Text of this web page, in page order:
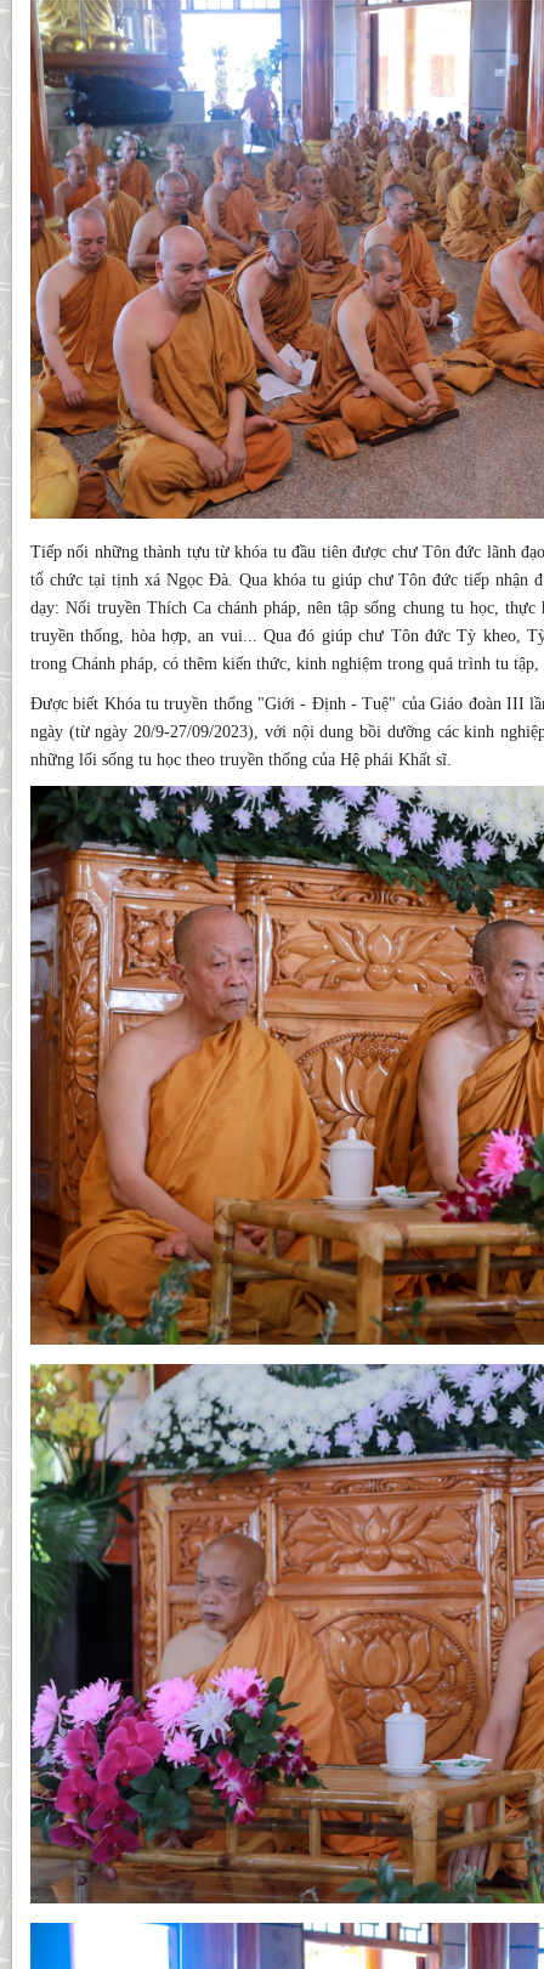
Tiếp nối những thành tựu từ khóa tu đầu tiên được chư Tôn đức lãnh
tổ chức tại tịnh xá Ngọc Đà. Qua khóa tu giúp chư Tôn đức tiếp nhận
dạy: Nối truyền Thích Ca chánh pháp, nên tập sống chung tu học,
truyền thống, hòa hợp, an vui... Qua đó giúp chư Tôn đức Tỳ kheo,
trong Chánh pháp, có thêm kiến thức, kinh nghiệm trong quá trình tu tập,
Được biết Khóa tu truyền thống "Giới - Định - Tuệ" của Giáo đoàn III
ngày (từ ngày 20/9-27/09/2023), với nội dung bồi dưỡng các kinh
những lối sống tu học theo truyền thống của Hệ phái Khất sĩ.